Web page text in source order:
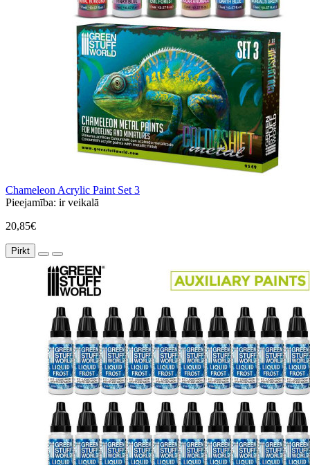
Chameleon Acrylic Paint Set 3
Pieejamība: ir veikalā
20,85€
Pirkt